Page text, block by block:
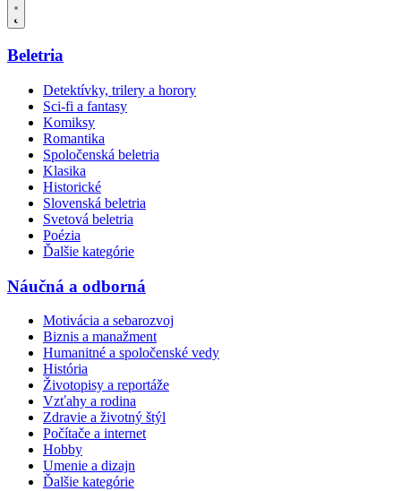
Beletria
Detektívky, trilery a horory
Sci-fi a fantasy
Komiksy
Romantika
Spoločenská beletria
Klasika
Historické
Slovenská beletria
Svetová beletria
Poézia
Ďalšie kategórie
Náučná a odborná
Motivácia a sebarozvoj
Biznis a manažment
Humanitné a spoločenské vedy
História
Životopisy a reportáže
Vzťahy a rodina
Zdravie a životný štýl
Počítače a internet
Hobby
Umenie a dizajn
Ďalšie kategórie